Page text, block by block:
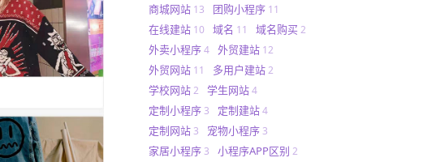
商城网站 13 团购小程序 11
在线建站 10 域名 11 域名购买 2
外卖小程序 4 外贸建站 12
外贸网站 11 多用户建站 2
学校网站 2 学生网站 4
定制小程序 3 定制建站 4
定制网站 3 宠物小程序 3
家居小程序 3 小程序APP区别 2